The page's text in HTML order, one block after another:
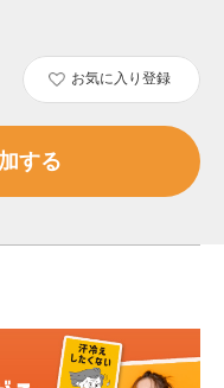
お気に入り登録